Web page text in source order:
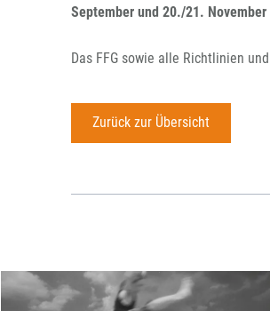
September und 20./21. November
Das FFG sowie alle Richtlinien
Zurück zur Übersicht